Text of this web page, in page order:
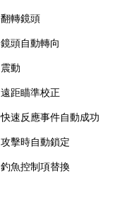
翻轉鏡頭
鏡頭自動轉向
震動
遠距瞄準校正
快速反應事件自動成功
攻擊時自動鎖定
釣魚控制項替換